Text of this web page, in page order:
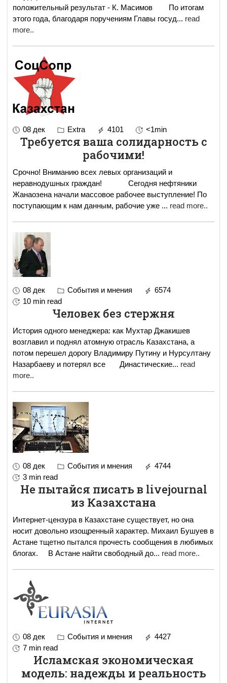
положительный результат - К. Масимов По итогам
этого года, благодаря поручениям Главы госуд... read
more..
08 дек Extra 4101 <1min
Требуется ваша солидарность с
рабочими!
Срочно! Вниманию всех левых организаций и
неравнодушных граждан! Сегодня нефтяники
Жанаозена начали массовое рабочее выступление! По
поступающим к нам данным, рабочие уже ... read more..
08 дек События и мнения
6574
10 min read
Человек без стержня
История одного менеджера: как Мухтар Джакишев
возглавил и поднял атомную отрасль Казахстана, а
потом перешел дорогу Владимиру Путину и Нурсултану
Назарбаеву и потерял все Династические... read
more..
08 дек События и мнения
4744
3 min read
Не пытайся писать в livejournal
из Казахстана
Интернет-цензура в Казахстане существует, но она
носит довольно изощренный характер. Михаил Бушуев в
Астане тщетно пытался прочесть сообщения в любимых
блогах. В Астане найти свободный до... read more..
08 дек События и мнения
4427
7 min read
Исламская экономическая
модель: надежды и реальность